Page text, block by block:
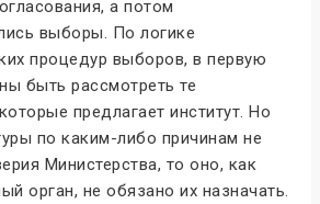
а потом
выборы. По логике
процедур выборов, в первую
быть рассмотреть те
предлагает институт. Но
по каким-либо причинам не
Министерства, то оно, как
орган, не обязано их назначать.